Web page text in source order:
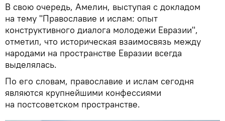
В свою очередь, Амелин, выступая с докладом
на тему "Православие и ислам: опыт
конструктивного диалога молодежи Евразии",
отметил, что историческая взаимосвязь между
народами на пространстве Евразии всегда
выделялась.
По его словам, православие и ислам сегодня
являются крупнейшими конфессиями
на постсоветском пространстве.